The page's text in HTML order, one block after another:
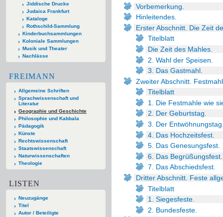
Jiddische Drucke
Judaica Frankfurt
Kataloge
Rothschild-Sammlung
Kinderbuchsammlungen
Koloniale Sammlungen
Musik und Theater
Nachlässe
FREIMANN
Allgemeine Schriften
Sprachwissenschaft und
Literatur
Geographie und Geschichte
Philosophie und Kabbala
Pädagogik
Künste
Rechtswissenschaft
Staatswissenschaft
Naturwissenschaften
Theologie
LISTEN
Neuzugänge
Titel
Autor / Beteiligte
Vorbemerkung.
Hinleitendes.
Erster Abschnitt. Die Zeit
Titelblatt
Die Zeit des Mahles.
2. Wahl der Speisen.
3. Das Gastmahl.
Zweiter Abschnitt.
Titelblatt
1. Die Festmahle wie
2. Der Geburtstag.
3. Der
4. Das Hochzeitsfest.
5. Das Genesungsfest.
6. Das Begrüßungsfest.
7. Das Abschiedsfest.
Dritter Abschnitt. Feste
Titelblatt
1. Siegesfeste.
2. Bundesfeste.